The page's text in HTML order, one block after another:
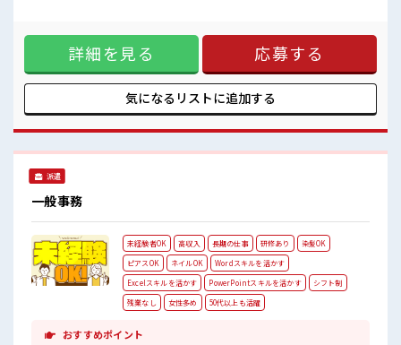
ロッカーあり！
安心してお仕事に集中♪
高収入もバッチリ目指せますよ！
いすることもありますが、 残業はほとんどナシ！ ≪週休2日
制≫ 週末は家族や友人と一緒にプライベート満喫！ ≪初めて
の仕事だけど自分にもできそう≫ 新しいことにチャレンジす
るのは不安だけど、 しっかり働く環境が整っています！ イチ
からスキルUP・ステップUP目指していきましょう！ ≪収入
アップを目指せる≫ 高時給だらけの派遣のお仕事です！ ■職
楽しくランチ♪ 時間があれば昼寝もしちゃおう！ ロッカーあ
り！ 安心してお仕事に集中♪ 高収入もバッチリ目指せます
詳細を見る 応募する
気になるリストに追加する
派遣
一般事務
未経験者OK 高収入 長期の仕事 研修あり
染髪OK
ピアスOK
ネイルOK
Wordスキルを活かす
Excelスキルを活かす
PowerPointスキルを活かす
シフト制
残業なし
女性多め 50代以上も活躍
おすすめポイント